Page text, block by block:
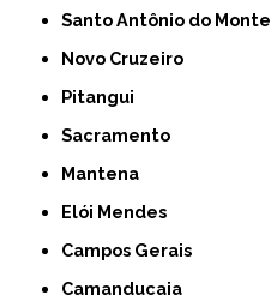
Santo Antônio do Monte
Novo Cruzeiro
Pitangui
Sacramento
Mantena
Elói Mendes
Campos Gerais
Camanducaia